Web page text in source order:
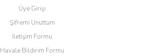
Üye Girişi
Şifremi Unuttum
İletişim Formu
Havale Bildirim Formu